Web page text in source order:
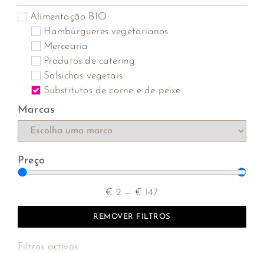
Alimentação BIO
Hambúrgueres vegetarianos
Mercearia
Produtos de catering
Salsichas vegetais
Substitutos de carne e de peixe
Marcas
Preço
€ 2 — € 147
REMOVER FILTROS
Filtros activos: